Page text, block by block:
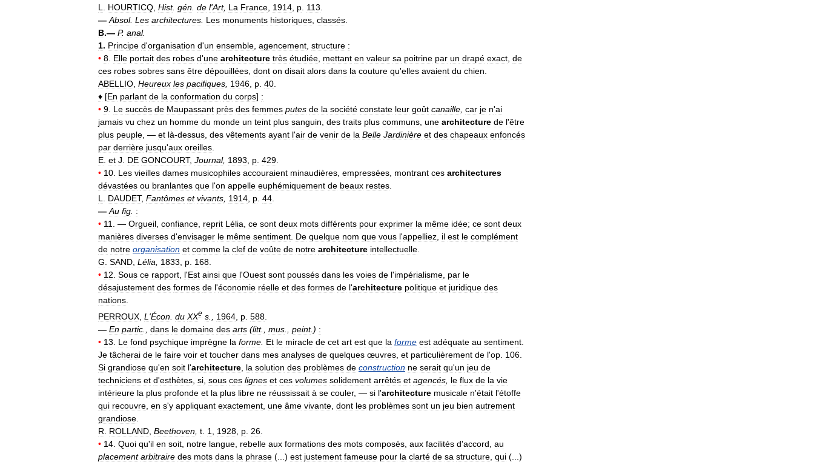
L
HOURTICQ Hist. gén de l'Art, La France 1914 p 113
— Absol. Les architectures Les monuments historiques classés
B.— P. anal.
1. Principe d'organisation d'un ensemble agencement structure :
• 8 Elle portait des robes d'une architecture très étudiée mettant en valeur sa poitrine par un drapé exact de
ces robes sobres sans être dépouillées dont on disait alors dans la couture qu'elles avaient du chien
ABELLIO Heureux les pacifiques 1946 p 40
♦ [En parlant de la conformation du corps] :
• 9 Le succès de Maupassant près des femmes putes de la société constate leur goût canaille car je n'ai
jamais vu chez un homme du monde un teint plus sanguin des traits plus communs une architecture de l'être
plus peuple , — et là-dessus des vêtements ayant l'air de venir de la Belle Jardinière et des chapeaux enfoncés
par derrière jusqu'aux oreilles
E et J DE GONCOURT, Journal, 1893 p 429
• 10 Les vieilles dames musicophiles accouraient minaudières empressées montrant ces architectures
dévastées ou branlantes que l'on appelle euphémiquement de beaux restes
L
DAUDET, Fantômes et vivants 1914 p 44
— Au fig :
• 11 . — Orgueil confiance reprit Lélia ce sont deux mots différents pour exprimer la même idée; ce sont deux
manières diverses d'envisager le même sentiment De quelque nom que vous l'appelliez il est le complément
de notre organisation et comme la clef de voûte de notre architecture intellectuelle
G SAND Lélia 1833 p 168
• 12 Sous ce rapport l'Est ainsi que l'Ouest sont poussés dans les voies de l'impérialisme par le
désajustement des formes de l'économie réelle et des formes de l'architecture politique et juridique des
nations
PERROUX L 'Écon du XXe s 1964 p 588
— En partic dans le domaine des arts (litt., mus peint.) :
• 13 Le fond psychique imprègne la forme Et le miracle de cet art est que la forme est adéquate au sentiment
Je tâcherai de le faire voir et toucher dans mes analyses de quelques œuvres et particulièrement de l'op 106
Si grandiose qu'en soit l'architecture la solution des problèmes de construction ne serait qu'un jeu de
techniciens et d'esthètes si sous ces lignes et ces volumes solidement arrêtés et agencés le flux de la vie
intérieure la plus profonde et la plus libre ne réussissait à se couler, — si l'architecture musicale n'était l'étoffe
qui recouvre en s'y appliquant exactement une âme vivante dont les problèmes sont un jeu bien autrement
grandiose
R
ROLLAND Beethoven t 1 1928 p 26
• 14 Quoi qu'il en soit notre langue rebelle aux formations des mots composés aux facilités d'accord au
placement arbitraire des mots dans la phrase (...) est justement fameuse pour la clarté de sa structure qui (...)